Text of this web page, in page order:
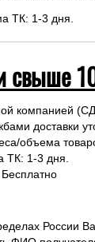
ТК: 1-3 дня.
свыше
компанией
доставки
объема
ТК: 1-3 дня.
России